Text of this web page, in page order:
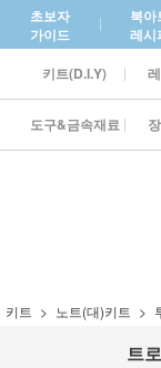
초보자
가이드
북아
레시
키트(D.I.Y)
도구&금속재료
키트 노트(대)키트
트